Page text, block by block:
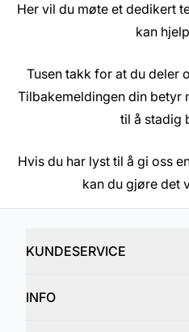
Her vil du møte et dedikert
kan
Tusen takk for at du deler
Tilbakemeldingen din betyr
til å stadig
Hvis du har lyst til å gi oss
kan du gjøre det
KUNDESERVICE
INFO